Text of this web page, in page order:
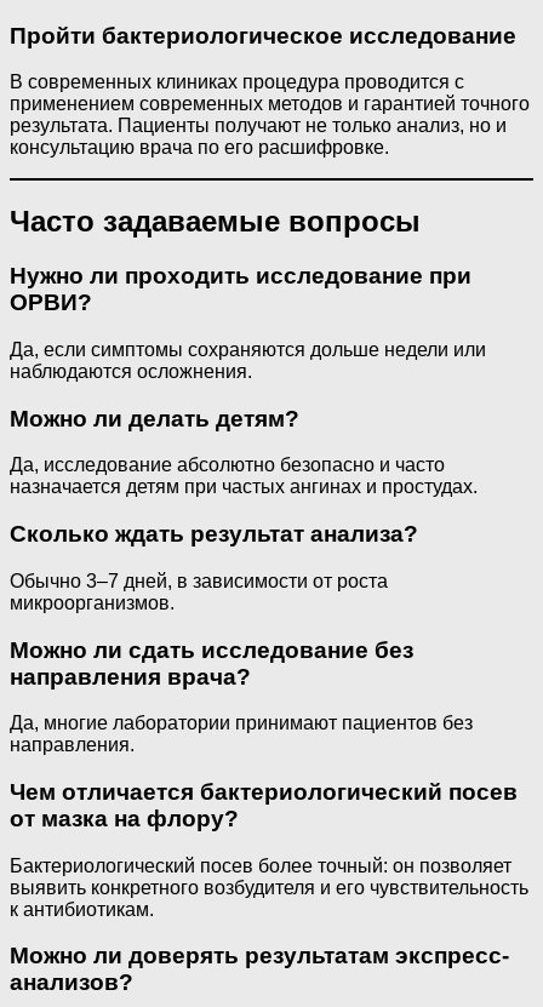
Пройти бактериологическое исследование
В современных клиниках процедура проводится с
применением современных методов и гарантией точного
результата. Пациенты получают не только анализ, но и
консультацию врача по его расшифровке.
Часто задаваемые вопросы
Нужно ли проходить исследование при
ОРВИ?
Да, если симптомы сохраняются дольше недели или
наблюдаются осложнения.
Можно ли делать детям?
Да, исследование абсолютно безопасно и часто
назначается детям при частых ангинах и простудах.
Сколько ждать результат анализа?
Обычно 3–7 дней, в зависимости от роста
микроорганизмов.
Можно ли сдать исследование без
направления врача?
Да, многие лаборатории принимают пациентов без
направления.
Чем отличается бактериологический посев
от мазка на флору?
Бактериологический посев более точный: он позволяет
выявить конкретного возбудителя и его чувствительность
к антибиотикам.
Можно ли доверять результатам экспресс-
анализов?